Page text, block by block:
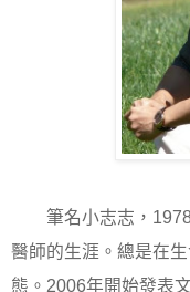
筆名小志志，
醫師的生涯。總是在
態。 2006年開始發表